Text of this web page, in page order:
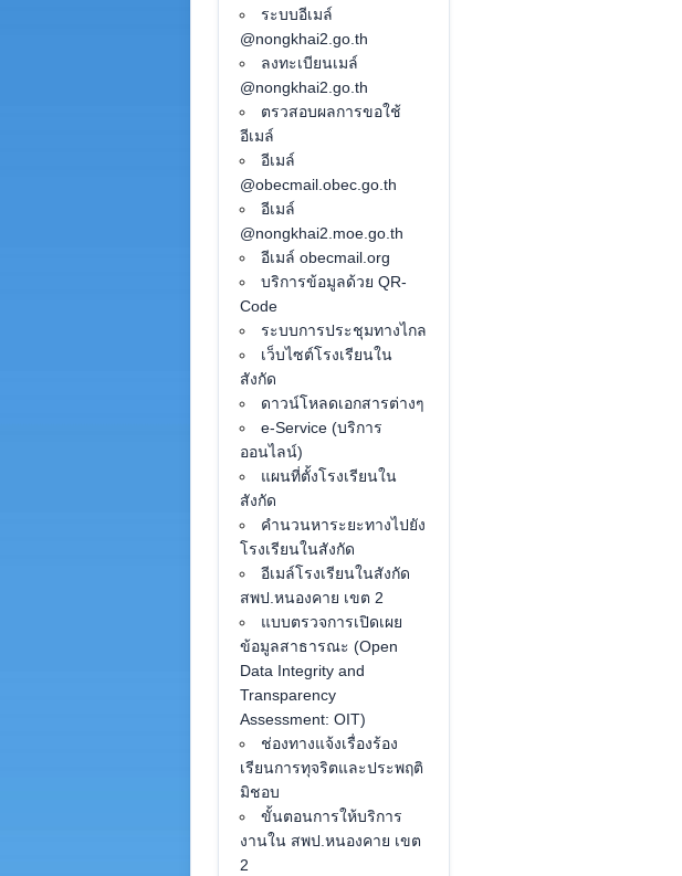
ระบบอีเมล์
@nongkhai2.go.th
ลงทะเบียนเมล์
@nongkhai2.go.th
ตรวสอบผลการขอใช้
อีเมล์
อีเมล์
@obecmail.obec.go.th
อีเมล์
@nongkhai2.moe.go.th
อีเมล์ obecmail.org
บริการข้อมูลด้วย QR-
Code
ระบบการประชุมทางไกล
เว็บไซต์โรงเรียนใน
สังกัด
ดาวน์โหลดเอกสารต่างๆ
e-Service (บริการ
ออนไลน์)
แผนที่ตั้งโรงเรียนใน
สังกัด
คำนวนหาระยะทางไปยัง
โรงเรียนในสังกัด
อีเมล์โรงเรียนในสังกัด
สพป.หนองคาย เขต 2
แบบตรวจการเปิดเผย
ข้อมูลสาธารณะ (Open
Data Integrity and
Transparency
Assessment: OIT)
ช่องทางแจ้งเรื่องร้อง
เรียนการทุจริตและประพฤติ
มิชอบ
ขั้นตอนการให้บริการ
งานใน สพป.หนองคาย เขต
2